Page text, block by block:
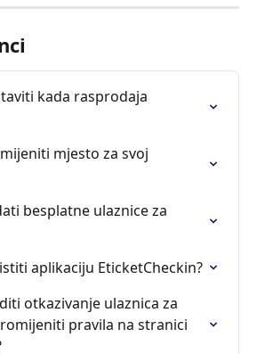
kada rasprodaja
mjesto za svoj
besplatne ulaznice za
aplikaciju EticketCheckin?
otkazivanje ulaznica za
pravila na stranici